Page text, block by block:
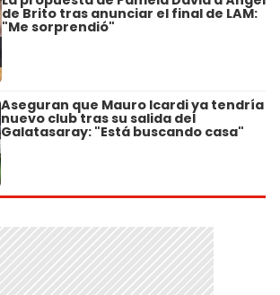
de Brito tras anunciar el final de LAM:
"Me sorprendió"
Aseguran que Mauro Icardi ya tendría
nuevo club tras su salida del
Galatasaray: "Está buscando casa"